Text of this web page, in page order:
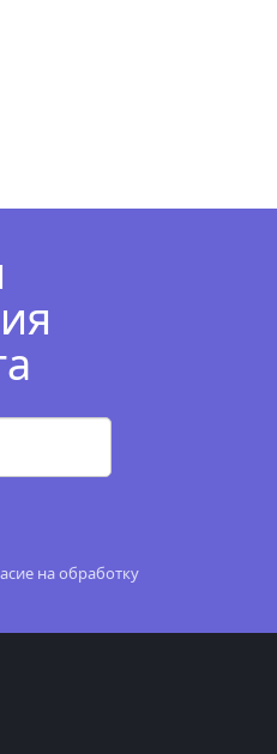
на обработку